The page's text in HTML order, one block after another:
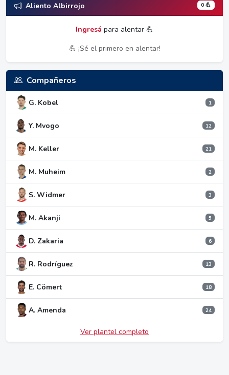
Aliento Albirrojo 0 💪
Ingresá para alentar 💪
💪 ¡Sé el primero en alentar!
Compañeros
G. Kobel 1
Y. Mvogo 12
M. Keller 21
M. Muheim 2
S. Widmer 3
M. Akanji 5
D. Zakaria 6
R. Rodríguez 13
E. Cömert 18
A. Amenda 24
Ver plantel completo